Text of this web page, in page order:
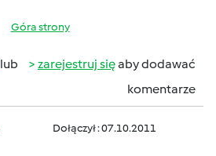
Góra strony
lub zarejestruj sięaby dodawać
komentarze
Dołączył : 07.10.2011